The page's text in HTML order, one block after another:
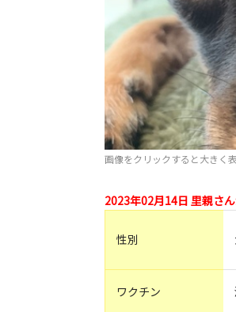
画像をクリックすると大きく
2023年02月14日 里親さ
性別
ワクチン